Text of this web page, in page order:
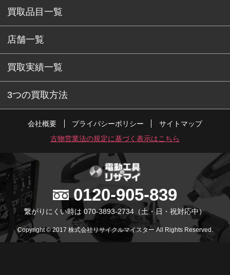
買取品目一覧
店舗一覧
買取実績一覧
3つの買取方法
会社概要 プライバシーポリシー
サイトマップ
古物営業法の規定に基づく表示はこちら
0120-905-839
繋がりにくい時は 070-3893-2734 （土・日・祝対応中）
Copyright © 2017 株式会社リサイクルマイスター All Rights Reserved.